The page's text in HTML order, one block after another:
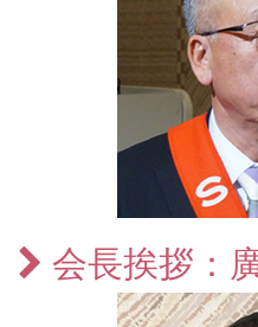
会長挨拶：